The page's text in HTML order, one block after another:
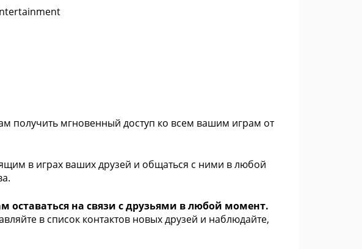
получить мгновенный доступ ко всем вашим играм от
в играх ваших друзей и общаться с ними в любой
на связи с друзьями в любой момент.
в список контактов новых друзей и наблюдайте,